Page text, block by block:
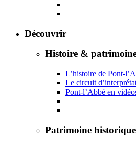
Découvrir
Histoire &
L’histoire de Pont-
Le circuit
Pont-l’Abbé en
Patrimoine historique